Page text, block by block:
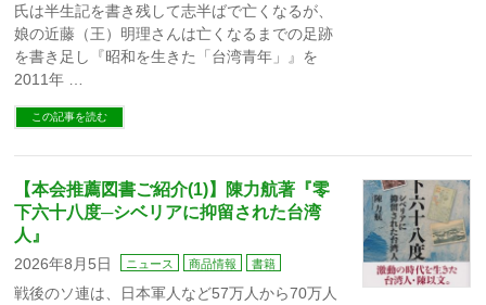
氏は半生記を書き残して志半ばで亡くなるが、
娘の近藤（王）明理さんは亡くなるまでの足跡
を書き足し『昭和を生きた「台湾青年」』を
2011年 …
この記事を読む
【本会推薦図書ご紹介(1)】陳力航著『零
下六十八度─シベリアに抑留された台湾
人』
2026年8月5日 ニュース 商品情報 書籍
戦後のソ連は、日本軍人など57万人から70万人